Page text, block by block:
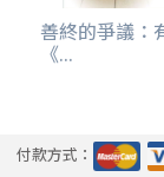
我想提醒讀
以是雙向而豐
以得到酬勞的
（resilience
善終的爭議：
《...
付款方式：